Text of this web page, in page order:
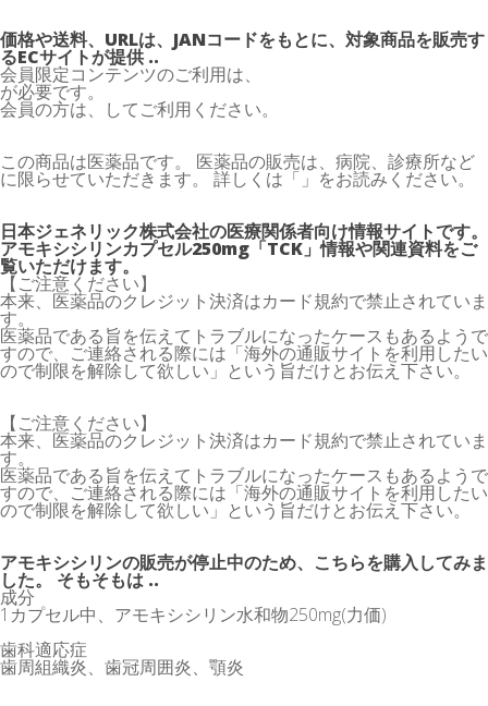
価格や送料、URLは、JANコードをもとに、対象商品を販売す
るECサイトが提供 ..
会員限定コンテンツのご利用は、
が必要です。
会員の方は、してご利用ください。
この商品は医薬品です。 医薬品の販売は、病院、診療所など
に限らせていただきます。 詳しくは「」をお読みください。
日本ジェネリック株式会社の医療関係者向け情報サイトです。
アモキシシリンカプセル250mg「TCK」情報や関連資料をご
覧いただけます。
【ご注意ください】
本来、医薬品のクレジット決済はカード規約で禁止されていま
す。
医薬品である旨を伝えてトラブルになったケースもあるようで
すので、ご連絡される際には「海外の通販サイトを利用したい
ので制限を解除して欲しい」という旨だけとお伝え下さい。
【ご注意ください】
本来、医薬品のクレジット決済はカード規約で禁止されていま
す。
医薬品である旨を伝えてトラブルになったケースもあるようで
すので、ご連絡される際には「海外の通販サイトを利用したい
ので制限を解除して欲しい」という旨だけとお伝え下さい。
アモキシシリンの販売が停止中のため、こちらを購入してみま
した。 そもそもは ..
成分
1カプセル中、アモキシシリン水和物250mg(力価)
歯科適応症
歯周組織炎、歯冠周囲炎、顎炎